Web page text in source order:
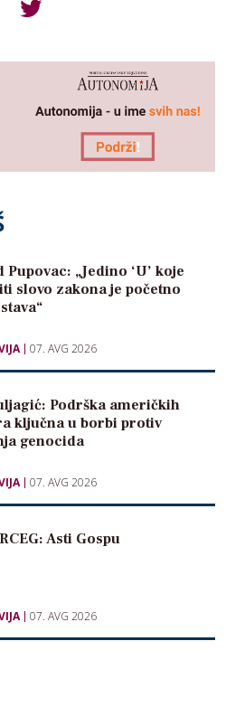
„Jedino ‘U’ koje
slovo zakona je početno
07. AVG 2026
Podrška američkih
ključna u borbi protiv
genocida
07. AVG 2026
Asti Gospu
07. AVG 2026